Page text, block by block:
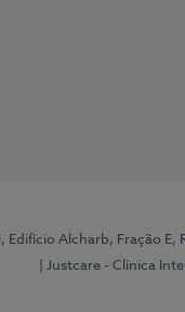
Edifício Alcharb, Fração
| Justcare - Clínica